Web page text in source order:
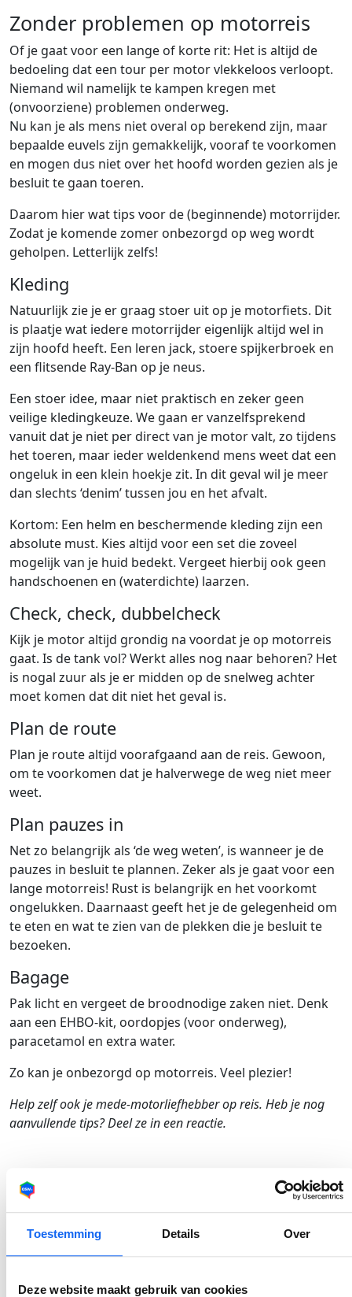
Toestemming Details Over
Deze website maakt gebruik van cookies
Zonder problemen op motorreis
Of je gaat voor een lange of korte rit: Het is altijd de
bedoeling dat een tour per motor vlekkeloos verloopt.
Niemand wil namelijk te kampen kregen met
(onvoorziene) problemen onderweg.
Nu kan je als mens niet overal op berekend zijn, maar
bepaalde euvels zijn gemakkelijk, vooraf te voorkomen
en mogen dus niet over het hoofd worden gezien als je
besluit te gaan toeren.
Daarom hier wat tips voor de (beginnende) motorrijder.
Zodat je komende zomer onbezorgd op weg wordt
geholpen. Letterlijk zelfs!
Kleding
Natuurlijk zie je er graag stoer uit op je motorfiets. Dit
is plaatje wat iedere motorrijder eigenlijk altijd wel in
zijn hoofd heeft. Een leren jack, stoere spijkerbroek en
een flitsende Ray-Ban op je neus.
Een stoer idee, maar niet praktisch en zeker geen
veilige kledingkeuze. We gaan er vanzelfsprekend
vanuit dat je niet per direct van je motor valt, zo tijdens
het toeren, maar ieder weldenkend mens weet dat een
ongeluk in een klein hoekje zit. In dit geval wil je meer
dan slechts ‘denim’ tussen jou en het afvalt.
Kortom: Een helm en beschermende kleding zijn een
absolute must. Kies altijd voor een set die zoveel
mogelijk van je huid bedekt. Vergeet hierbij ook geen
handschoenen en (waterdichte) laarzen.
Check, check, dubbelcheck
Kijk je motor altijd grondig na voordat je op motorreis
gaat. Is de tank vol? Werkt alles nog naar behoren? Het
is nogal zuur als je er midden op de snelweg achter
moet komen dat dit niet het geval is.
Plan de route
Plan je route altijd voorafgaand aan de reis. Gewoon,
om te voorkomen dat je halverwege de weg niet meer
weet.
Plan pauzes in
Net zo belangrijk als ‘de weg weten’, is wanneer je de
pauzes in besluit te plannen. Zeker als je gaat voor een
lange motorreis! Rust is belangrijk en het voorkomt
ongelukken. Daarnaast geeft het je de gelegenheid om
te eten en wat te zien van de plekken die je besluit te
bezoeken.
Bagage
Pak licht en vergeet de broodnodige zaken niet. Denk
aan een EHBO-kit, oordopjes (voor onderweg),
paracetamol en extra water.
Zo kan je onbezorgd op motorreis. Veel plezier!
Help zelf ook je mede-motorliefhebber op reis. Heb je nog
aanvullende tips? Deel ze in een reactie.
Inhoudsopgave
Zonder problemen op motorreis